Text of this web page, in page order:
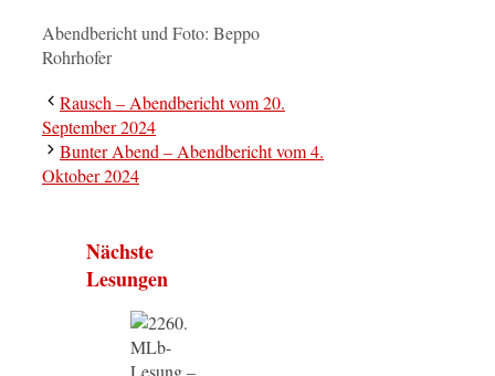
Abendbericht und Foto: Beppo
Rohrhofer
Rausch – Abendbericht vom 20.
September 2024
Bunter Abend – Abendbericht vom 4.
Oktober 2024
Nächste
Lesungen